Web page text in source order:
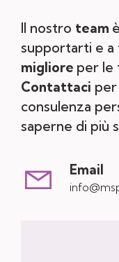
Il nostro team
supportarti e a
migliore per le
Contattaci
consulenza
saperne di più
Email